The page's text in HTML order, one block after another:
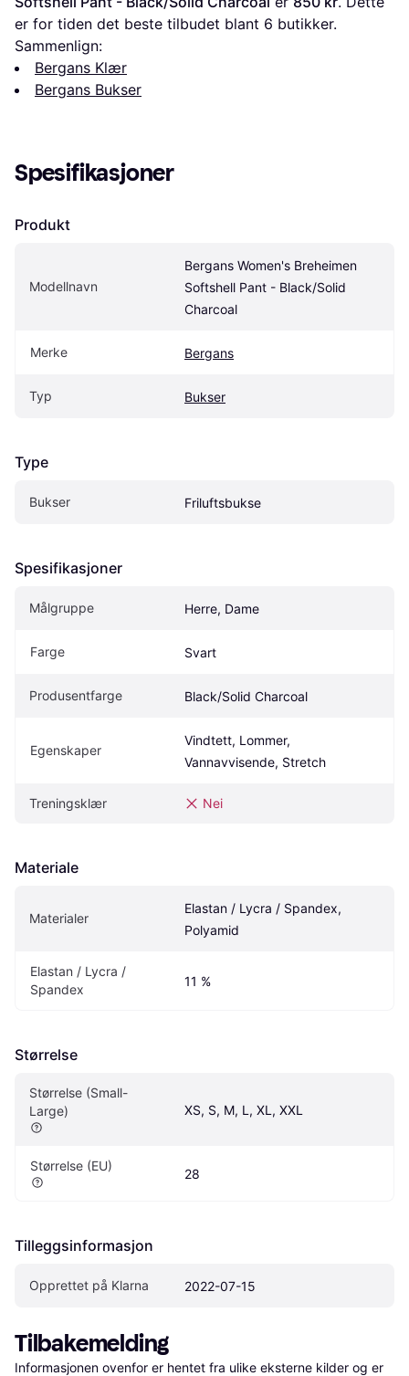
er for tiden det beste tilbudet blant 6 butikker.
Sammenlign:
Bergans Klær
Bergans Bukser
Spesifikasjoner
Produkt
Modellnavn
Bergans Women's Breheimen
Softshell Pant - Black/Solid
Charcoal
Merke Bergans
Typ Bukser
Type
Bukser Friluftsbukse
Spesifikasjoner
Målgruppe Herre, Dame
Farge Svart
Produsentfarge Black/Solid Charcoal
Egenskaper
Vindtett, Lommer,
Vannavvisende, Stretch
Treningsklær Nei
Materiale
Materialer
Elastan / Lycra / Spandex,
Polyamid
Elastan / Lycra /
Spandex
11 %
Størrelse
Størrelse (Small-
Large)
XS, S, M, L, XL, XXL
Størrelse (EU)
28
Tilleggsinformasjon
Opprettet på Klarna 2022-07-15
Tilbakemelding
Informasjonen ovenfor er hentet fra ulike eksterne kilder og er